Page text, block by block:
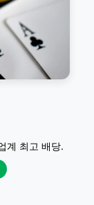
계 최고 배당.